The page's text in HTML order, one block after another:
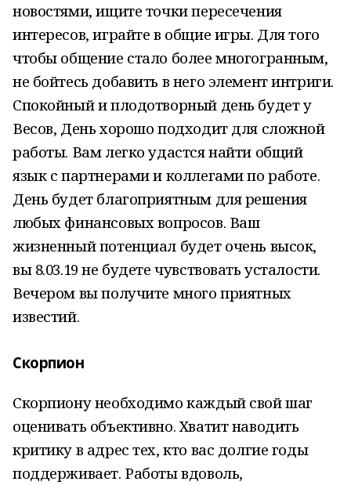
новостями, ищите точки пересечения
интересов, играйте в общие игры. Для того
чтобы общение стало более многогранным,
не бойтесь добавить в него элемент интриги.
Спокойный и плодотворный день будет у
Весов, День хорошо подходит для сложной
работы. Вам легко удастся найти общий
язык с партнерами и коллегами по работе.
День будет благоприятным для решения
любых финансовых вопросов. Ваш
жизненный потенциал будет очень высок,
вы 8.03.19 не будете чувствовать усталости.
Вечером вы получите много приятных
известий.
Скорпион
Скорпиону необходимо каждый свой шаг
оценивать объективно. Хватит наводить
критику в адрес тех, кто вас долгие годы
поддерживает. Работы вдоволь,